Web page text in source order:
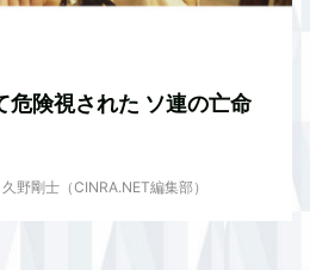
危険視された ソ連の亡命
野剛士（CINRA.NET編集部）